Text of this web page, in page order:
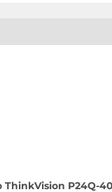
P24Q-40